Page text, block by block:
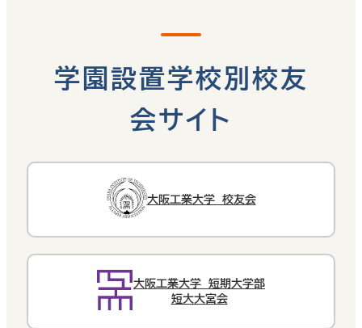
学園設置学校別校友
会サイト
大阪工業大学 校友会
大阪工業大学 短期大学部
短大大宮会